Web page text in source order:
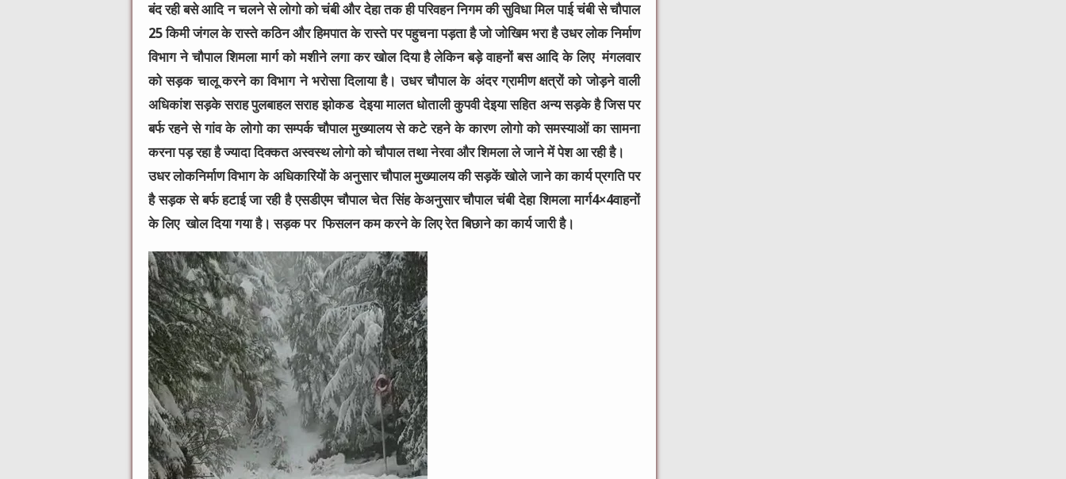
बंद रही बसे आदि न चलने से लोगो को चंबी और देहा तक ही परिवहन निगम की सुविधा मिल पाई चंबी से चौपाल
25 किमी जंगल के रास्ते कठिन और हिमपात के रास्ते पर पहुचना पड़ता है जो जोखिम भरा है उधर लोक निर्माण
विभाग ने चौपाल शिमला मार्ग को मशीने लगा कर खोल दिया है लेकिन बड़े वाहनों बस आदि के लिए मंगलवार
को सड़क चालू करने का विभाग ने भरोसा दिलाया है। उधर चौपाल के अंदर ग्रामीण क्षत्रों को जोड़ने वाली
अधिकांश सड़के सराह पुलबाहल सराह झोकड देइया मालत धोताली कुपवी देइया सहित अन्य सड़के है जिस पर
बर्फ रहने से गांव के लोगो का सम्पर्क चौपाल मुख्यालय से कटे रहने के कारण लोगो को समस्याओं का सामना
करना पड़ रहा है ज्यादा दिक्कत अस्वस्थ लोगो को चौपाल तथा नेरवा और शिमला ले जाने में पेश आ रही है।
उधर लोकनिर्माण विभाग के अधिकारियों के अनुसार चौपाल मुख्यालय की सड़कें खोले जाने का कार्य प्रगति पर
है सड़क से बर्फ हटाई जा रही है एसडीएम चौपाल चेत सिंह केअनुसार चौपाल चंबी देहा शिमला मार्ग4×4वाहनों
के लिए खोल दिया गया है। सड़क पर फिसलन कम करने के लिए रेत बिछाने का कार्य जारी है।